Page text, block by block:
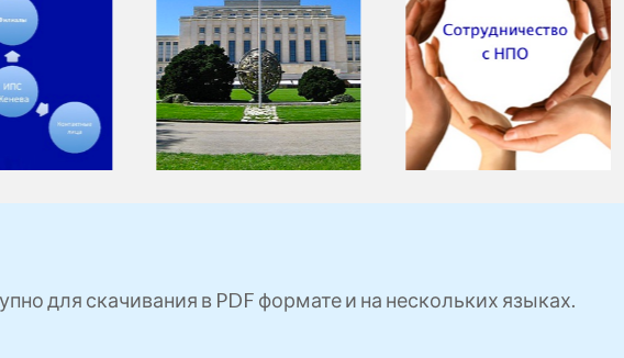
для скачивания в PDF формате и на нескольких языках.